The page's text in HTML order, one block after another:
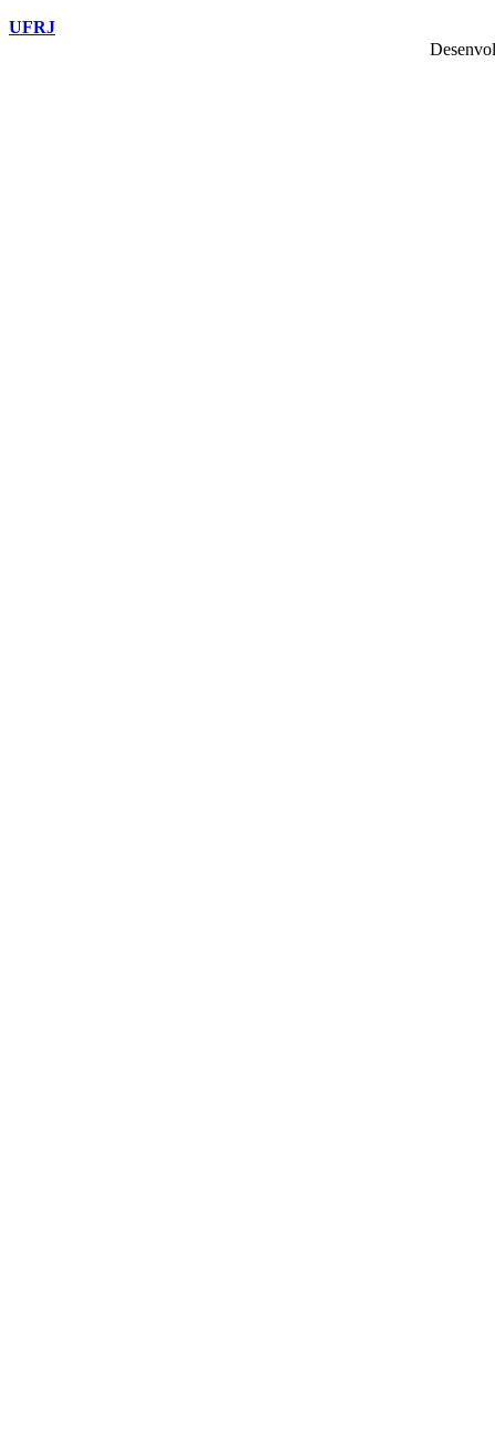
UFRJ